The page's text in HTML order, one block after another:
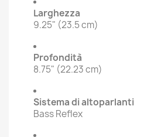
Larghezza
9.25" (23.5 cm)
Profondità
8.75" (22.23 cm)
Sistema di altoparlanti
Bass Reflex